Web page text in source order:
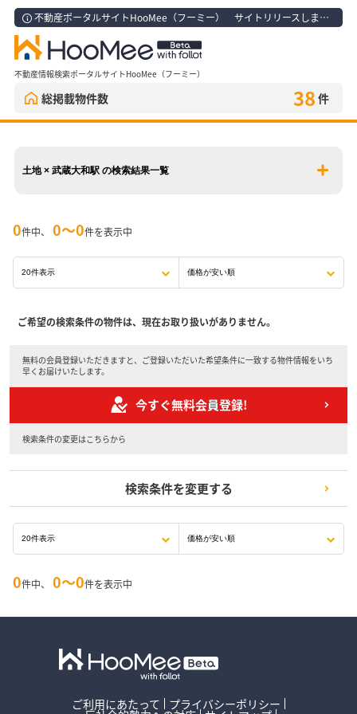
不動産ポータルサイトHooMee（フーミー） サイトリリースしました！
不動産情報検索ポータルサイトHooMee（フーミー）
総掲載物件数 38 件
土地 × 武蔵大和駅 の検索結果一覧
0件中、 0〜0件を表示中
ご希望の検索条件の物件は、現在お取り扱いがありません。
無料の会員登録いただきますと、ご登録いただいた希望条件に一致する物件情報をいち
早くお届けいたします。
今すぐ無料会員登録!
検索条件の変更はこちらから
検索条件を変更する
0件中、 0〜0件を表示中
ご利用にあたって プライバシーポリシー